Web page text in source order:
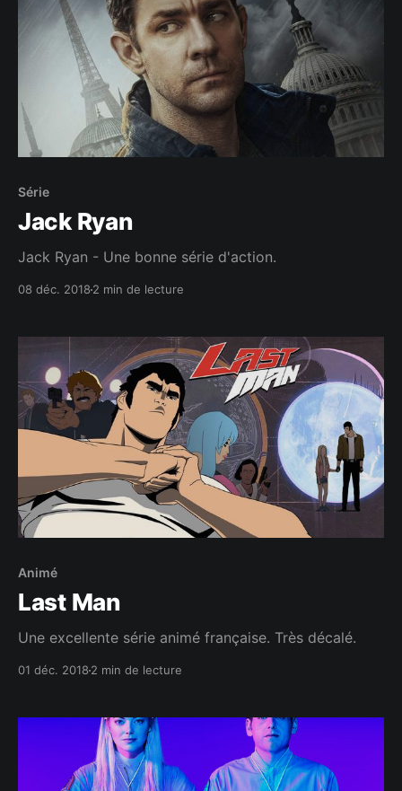
Série
Jack Ryan
Jack Ryan - Une bonne série d'action.
08 déc. 2018 2 min de lecture
Animé
Last Man
Une excellente série animé française. Très décalé.
01 déc. 2018 2 min de lecture